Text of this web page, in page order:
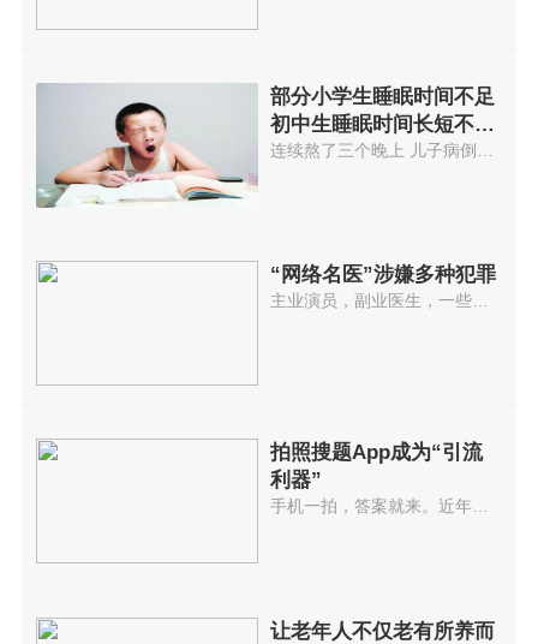
部分小学生睡眠时间不足
初中生睡眠时间长短不一
高中生晚
“网络名医”涉嫌多种犯罪
主业演员，副业医生，一些以神医...
拍照搜题App成为“引流
利器”
手机一拍，答案就来。近年来，拍...
让老年人不仅老有所养而